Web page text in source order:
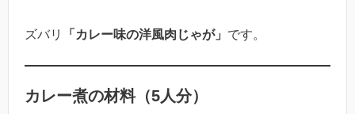
ズバリ 「カレー味の洋風肉じゃが」 です。
カレー煮の材料（5人分）